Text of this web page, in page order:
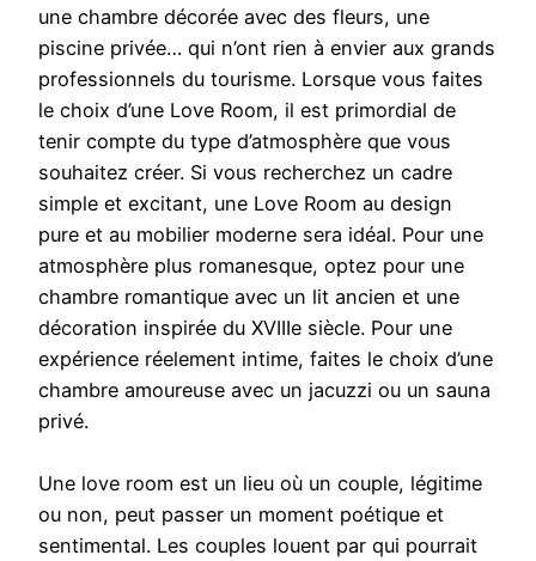
une chambre décorée avec des fleurs, une
piscine privée… qui n’ont rien à envier aux grands
professionnels du tourisme. Lorsque vous faites
le choix d’une Love Room, il est primordial de
tenir compte du type d’atmosphère que vous
souhaitez créer. Si vous recherchez un cadre
simple et excitant, une Love Room au design
pure et au mobilier moderne sera idéal. Pour une
atmosphère plus romanesque, optez pour une
chambre romantique avec un lit ancien et une
décoration inspirée du XVIIIe siècle. Pour une
expérience réelement intime, faites le choix d’une
chambre amoureuse avec un jacuzzi ou un sauna
privé.
Une love room est un lieu où un couple, légitime
ou non, peut passer un moment poétique et
sentimental. Les couples louent par qui pourrait